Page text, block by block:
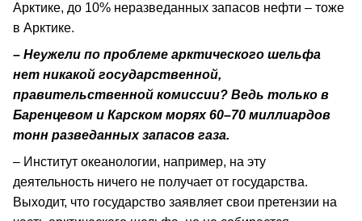
Арктике, до 10% неразведанных запасов нефти – тоже
в Арктике.
– Неужели по проблеме арктического шельфа
нет никакой государственной,
правительственной комиссии? Ведь только в
Баренцевом и Карском морях 60–70 миллиардов
тонн разведанных запасов газа.
– Институт океанологии, например, на эту
деятельность ничего не получает от государства.
Выходит, что государство заявляет свои претензии на